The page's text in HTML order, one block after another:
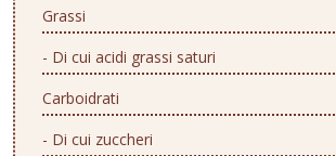
Grassi
- Di cui acidi grassi saturi
Carboidrati
- Di cui zuccheri